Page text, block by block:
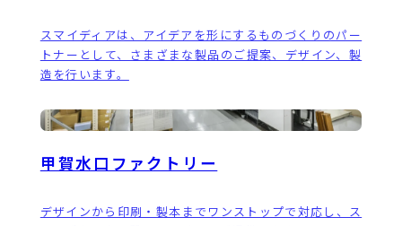
スマイディアは、アイデアを形にするものづくりのパー
トナーとして、さまざまな製品のご提案、デザイン、製
造を行います。
甲賀水口ファクトリー
デザインから印刷・製本までワンストップで対応し、ス